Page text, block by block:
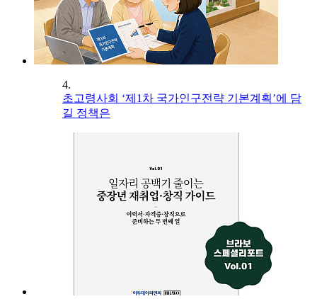
4.
초고령사회 ‘제1차 국가인구전략 기본계획’에 담
길 정책은